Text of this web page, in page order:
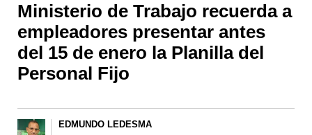
Ministerio de Trabajo recuerda a
empleadores presentar antes
del 15 de enero la Planilla del
Personal Fijo
EDMUNDO LEDESMA